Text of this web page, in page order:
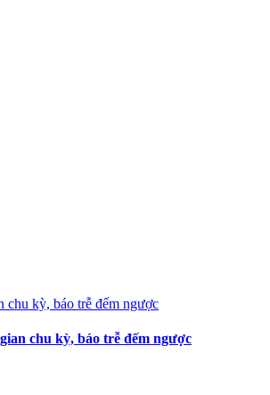
chu kỳ, báo trễ đếm ngược